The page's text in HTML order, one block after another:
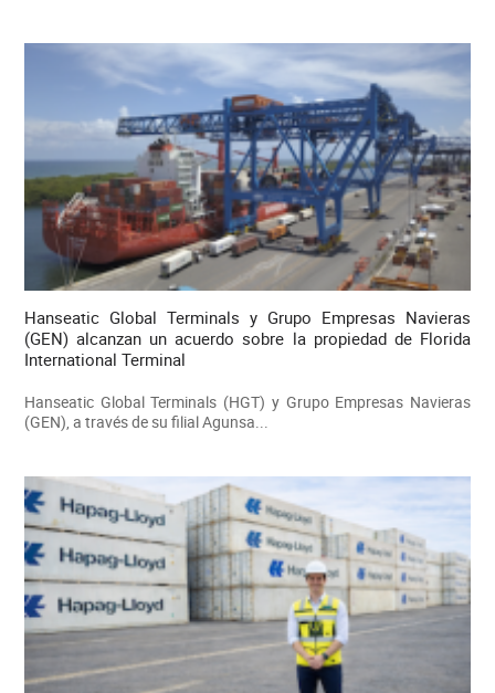
Hanseatic Global Terminals y Grupo Empresas Navieras
(GEN) alcanzan un acuerdo sobre la propiedad de Florida
International Terminal
Hanseatic Global Terminals (HGT) y Grupo Empresas Navieras
(GEN), a través de su filial Agunsa...